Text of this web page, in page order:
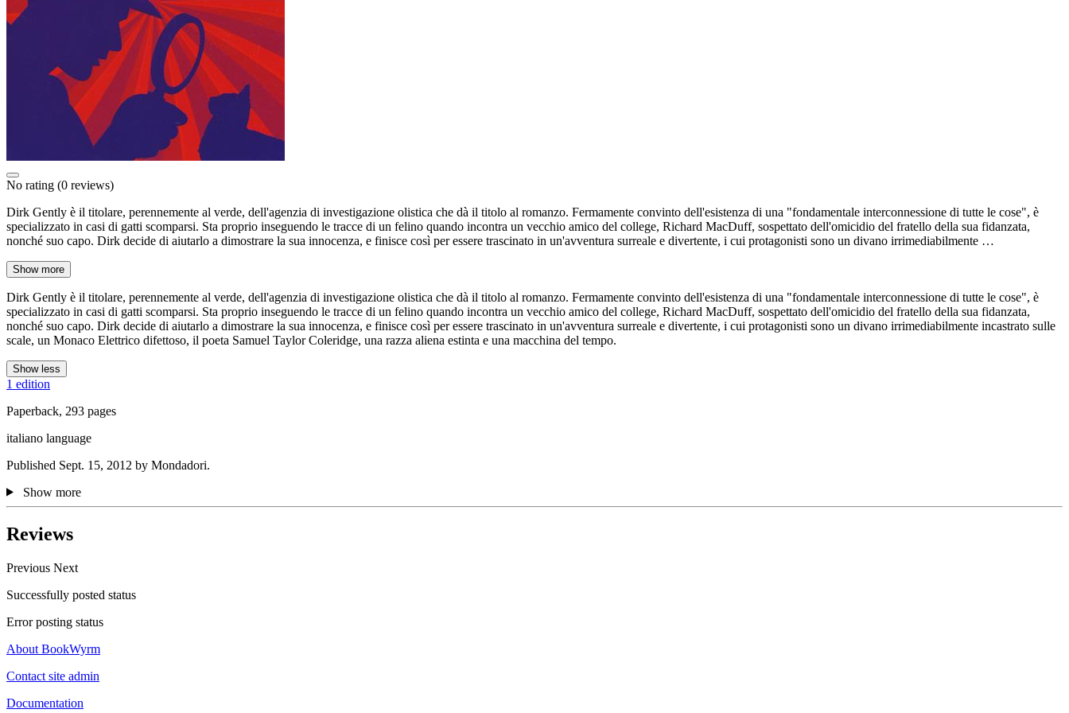
No rating (0 reviews)
Dirk Gently è il titolare, perennemente al verde, dell'agenzia di investigazione olistica che dà il titolo al romanzo. Fermamente convinto dell'esistenza di una "fondamentale interconnessione di tutte le cose", è
specializzato in casi di gatti scomparsi. Sta proprio inseguendo le tracce di un felino quando incontra un vecchio amico del college, Richard MacDuff, sospettato dell'omicidio del fratello della sua fidanzata,
nonché suo capo. Dirk decide di aiutarlo a dimostrare la sua innocenza, e finisce così per essere trascinato in un'avventura surreale e divertente, i cui protagonisti sono un divano irrimediabilmente …
Show more
Dirk Gently è il titolare, perennemente al verde, dell'agenzia di investigazione olistica che dà il titolo al romanzo. Fermamente convinto dell'esistenza di una "fondamentale interconnessione di tutte le cose", è
specializzato in casi di gatti scomparsi. Sta proprio inseguendo le tracce di un felino quando incontra un vecchio amico del college, Richard MacDuff, sospettato dell'omicidio del fratello della sua fidanzata,
nonché suo capo. Dirk decide di aiutarlo a dimostrare la sua innocenza, e finisce così per essere trascinato in un'avventura surreale e divertente, i cui protagonisti sono un divano irrimediabilmente incastrato sulle
scale, un Monaco Elettrico difettoso, il poeta Samuel Taylor Coleridge, una razza aliena estinta e una macchina del tempo.
Show less
1 edition
Paperback, 293 pages
italiano language
Published Sept. 15, 2012 by Mondadori.
Show more
Reviews
Previous Next
Successfully posted status
Error posting status
About BookWyrm
Contact site admin
Documentation